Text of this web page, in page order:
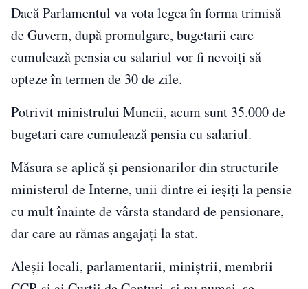
Dacă Parlamentul va vota legea în forma trimisă
de Guvern, după promulgare, bugetarii care
cumulează pensia cu salariul vor fi nevoiți să
opteze în termen de 30 de zile.
Potrivit ministrului Muncii, acum sunt 35.000 de
bugetari care cumulează pensia cu salariul.
Măsura se aplică și pensionarilor din structurile
ministerul de Interne, unii dintre ei ieșiți la pensie
cu mult înainte de vârsta standard de pensionare,
dar care au rămas angajați la stat.
Aleșii locali, parlamentarii, miniștrii, membrii